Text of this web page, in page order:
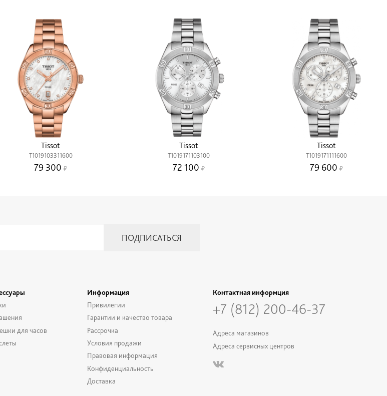
Tissot
T1019103311600
79 300
Tissot
T1019171103100
72 100
Tissot
T1019171111600
79 600
для часов
Информация
Привилегии
Гарантии и качество товара
Рассрочка
Условия продажи
Правовая информация
Конфиденциальность
Доставка
Контактная информция
+7 (812) 200-46-37
Адреса магазинов
Адреса сервисных центров